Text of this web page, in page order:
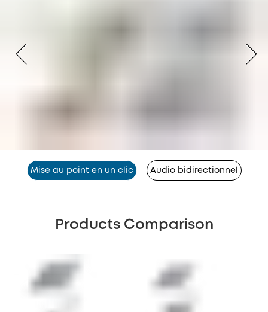
Mise au point en un clic Audio bidirectionnel
Products Comparison